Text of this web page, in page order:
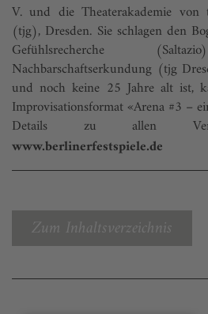
V. und die Theaterakademie von
(tjg), Dresden. Sie schlagen den
Gefühlsrecherche
Nachbarschaftserkundung (tjg
und noch keine 25 Jahre alt ist,
Improvisationsformat «Arena #3 –
Details zu allen
www.berlinerfestspiele.de
Zum Inhaltsverzeichnis